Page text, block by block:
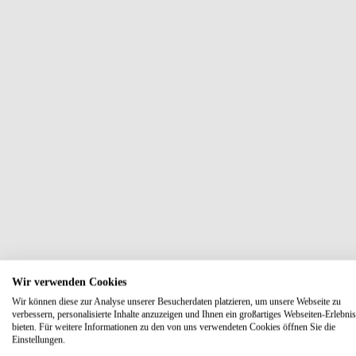
Wir verwenden Cookies
Wir können diese zur Analyse unserer Besucherdaten platzieren, um unsere Webseite zu
verbessern, personalisierte Inhalte anzuzeigen und Ihnen ein großartiges Webseiten-
bieten. Für weitere Informationen zu den von uns verwendeten Cookies öffnen Sie die
Einstellungen.